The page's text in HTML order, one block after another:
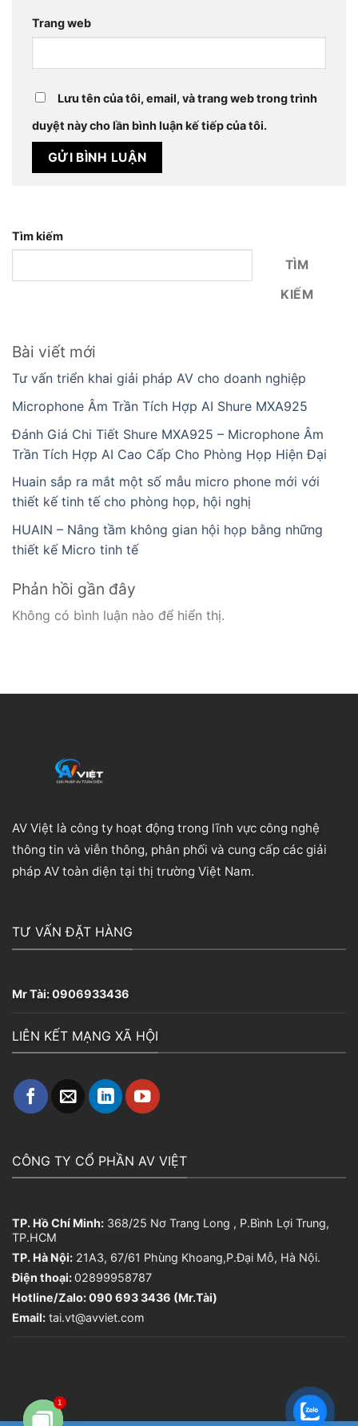
Trang web
Lưu tên của tôi, email, và trang web trong trình
duyệt này cho lần bình luận kế tiếp của tôi.
Tìm kiếm
TÌM
KIẾM
Bài viết mới
Tư vấn triển khai giải pháp AV cho doanh nghiệp
Microphone Âm Trần Tích Hợp AI Shure MXA925
Đánh Giá Chi Tiết Shure MXA925 – Microphone Âm
Trần Tích Hợp AI Cao Cấp Cho Phòng Họp Hiện Đại
Huain sắp ra mắt một số mẫu micro phone mới với
thiết kế tinh tế cho phòng họp, hội nghị
HUAIN – Nâng tầm không gian hội họp bằng những
thiết kế Micro tinh tế
Phản hồi gần đây
Không có bình luận nào để hiển thị.
AV Việt là công ty hoạt động trong lĩnh vực công nghệ
thông tin và viễn thông, phân phối và cung cấp các giải
pháp AV toàn diện tại thị trường Việt Nam.
TƯ VẤN ĐẶT HÀNG
Mr Tài:0906933436
LIÊN KẾT MẠNG XÃ HỘI
CÔNG TY CỔ PHẦN AV VIỆT
TP. Hồ Chí Minh: 368/25 Nơ Trang Long , P.Bình Lợi Trung,
TP.HCM
TP. Hà Nội: 21A3, 67/61 Phùng Khoang,P.Đại Mỗ, Hà Nội.
Điện thoại:02899958787
Hotline/Zalo: 090 693 3436 (Mr.Tài)
Email: tai.vt@avviet.com
1